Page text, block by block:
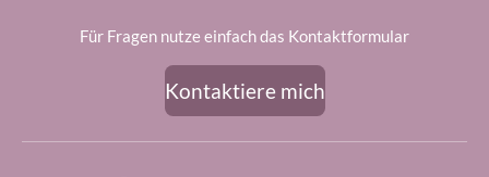
Für Fragen nutze einfach das Kontaktformular
Kontaktiere mich